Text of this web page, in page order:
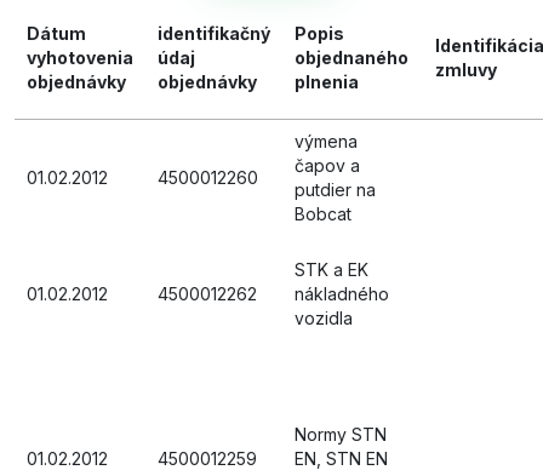
Dátum
vyhotovenia
objednávky
identifikačný
údaj
objednávky
Popis
objednaného
plnenia
Identifikácia
zmluvy
01.02.2012 4500012260
výmena
čapov a
putdier na
Bobcat
01.02.2012 4500012262
STK a EK
nákladného
vozidla
01.02.2012 4500012259
Normy STN
EN, STN EN